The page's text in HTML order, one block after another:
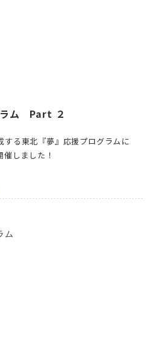
ラム Part ２
する東北『夢』応援プログラムに
しました！